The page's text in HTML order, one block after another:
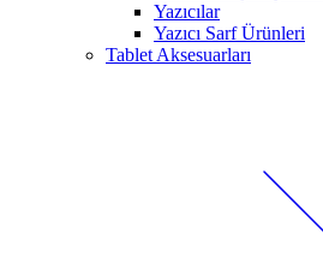
Yazıcılar
Yazıcı Sarf Ürünleri
Tablet Aksesuarları